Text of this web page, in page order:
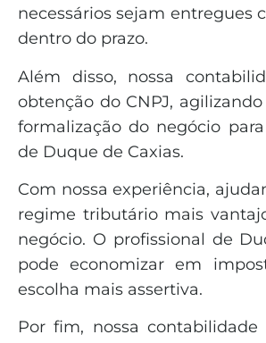
necessários sejam entregues
dentro do prazo.
Além disso, nossa
obtenção do CNPJ,
formalização do negócio
de Duque de Caxias.
Com nossa experiência,
regime tributário mais
negócio. O profissional de
pode economizar em
escolha mais assertiva.
Por fim, nossa